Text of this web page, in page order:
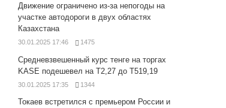
Движение ограничено из-за непогоды на
участке автодороги в двух областях
Казахстана
30.01.2025 17:46 1475
Средневзвешенный курс тенге на торгах
KASE подешевел на Т2,27 до Т519,19
30.01.2025 17:35 1344
Токаев встретился с премьером России и